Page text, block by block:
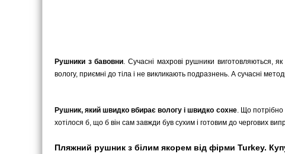
Рушники з бавовни. Сучасні махрові рушники виготовляються,
вологу, приємні до тіла і не викликають подразнень. А сучасні
Рушник, який швидко вбирає вологу і швидко сохне. Що потрібно
хотілося б, що б він сам завжди був сухим і готовим до чергових
Пляжний рушник з білим якорем від фірми Turkey.